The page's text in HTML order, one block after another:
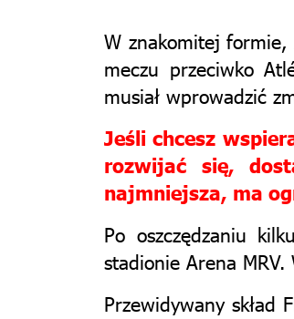
W znakomitej formie,
meczu przeciwko
musiał wprowadzić
Jeśli chcesz
rozwijać się,
najmniejsza, ma
Po oszczędzaniu
stadionie Arena
Przewidywany skład